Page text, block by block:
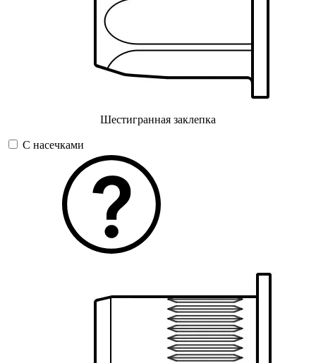
Шестигранная заклепка
С насечками